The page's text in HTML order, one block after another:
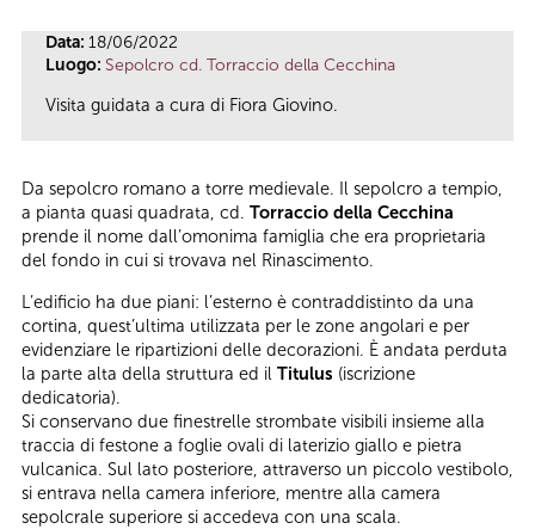
Data: 18/06/2022
Luogo: Sepolcro cd. Torraccio della Cecchina
Visita guidata a cura di Fiora Giovino.
Da sepolcro romano a torre medievale. Il sepolcro a tempio,
a pianta quasi quadrata, cd. Torraccio della Cecchina
prende il nome dall’omonima famiglia che era proprietaria
del fondo in cui si trovava nel Rinascimento.
L’edificio ha due piani: l’esterno è contraddistinto da una
cortina, quest’ultima utilizzata per le zone angolari e per
evidenziare le ripartizioni delle decorazioni. È andata perduta
la parte alta della struttura ed il Titulus (iscrizione
dedicatoria).
Si conservano due finestrelle strombate visibili insieme alla
traccia di festone a foglie ovali di laterizio giallo e pietra
vulcanica. Sul lato posteriore, attraverso un piccolo vestibolo,
si entrava nella camera inferiore, mentre alla camera
sepolcrale superiore si accedeva con una scala.